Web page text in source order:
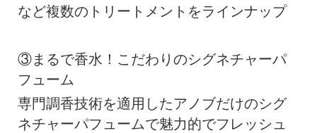
など複数のトリートメントをラインナップ
③まるで香水！こだわりのシグネチャーパ
フューム
専門調香技術を適用したアノブだけのシグ
ネチャーパフュームで魅力的でフレッシュ